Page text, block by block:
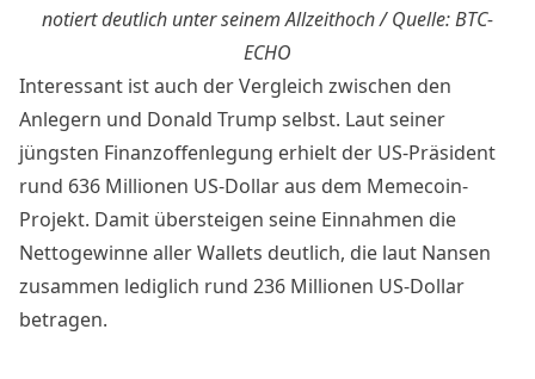
notiert deutlich unter seinem Allzeithoch / Quelle: BTC-
ECHO
Interessant ist auch der Vergleich zwischen den
Anlegern und Donald Trump selbst. Laut seiner
jüngsten Finanzoffenlegung erhielt der US-Präsident
rund 636 Millionen US-Dollar aus dem Memecoin-
Projekt. Damit übersteigen seine Einnahmen die
Nettogewinne aller Wallets deutlich, die laut Nansen
zusammen lediglich rund 236 Millionen US-Dollar
betragen.